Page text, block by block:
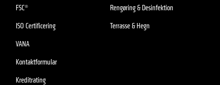
FSC®
ISO Certificering
VANA
Kontaktformular
Kreditrating
Rengøring & Desinfektion
Terrasse & Hegn